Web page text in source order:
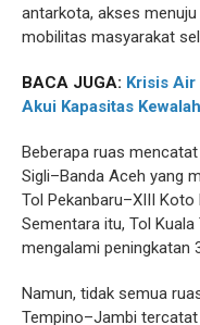
antarkota, akses
mobilitas masyarakat
BACA JUGA: Krisis Air
Akui Kapasitas
Beberapa ruas
Sigli–Banda Aceh yang
Tol Pekanbaru–XIII Koto
Sementara itu, Tol
mengalami peningkatan
Namun, tidak semua
Tempino–Jambi